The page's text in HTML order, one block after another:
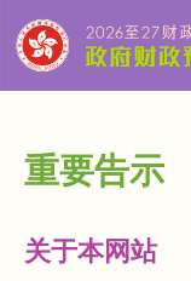
重要告示
关于本网站